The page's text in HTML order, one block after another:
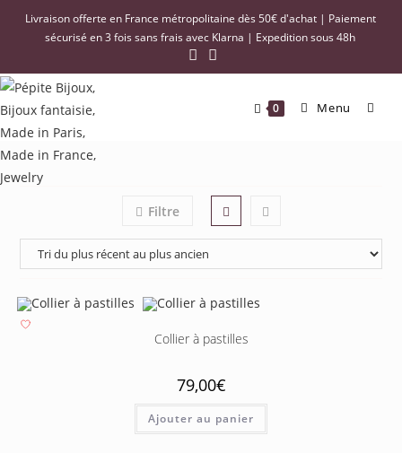
Livraison offerte en France métropolitaine dès 50€ d'achat | Paiement
sécurisé en 3 fois sans frais avec Klarna | Expedition sous 48h
0 Menu
Filtre
Collier à pastilles
79,00€
Ajouter au panier